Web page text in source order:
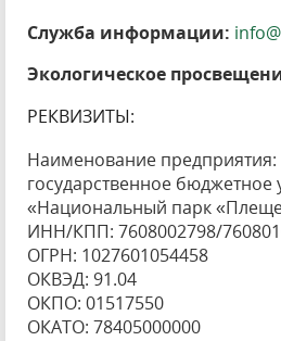
Служба информации:
Экологическое
РЕКВИЗИТЫ:
Наименование
государственное
«Национальный парк
ИНН/КПП: 7608002798/
ОГРН: 1027601054458
ОКВЭД: 91.04
ОКПО: 01517550
ОКАТО: 78405000000